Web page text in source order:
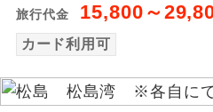
旅行代金 15,800～
カード利用可
務
バスガイ
新コース 初登場の